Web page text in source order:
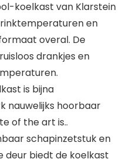
koelkast van Klarstein
en
overal. De
drankjes en
is bijna
nauwelijks hoorbaar
of the art is..
schapinzetstuk en
biedt de koelkast